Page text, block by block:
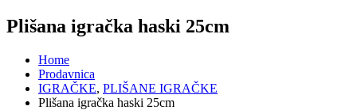
Plišana igračka haski 25cm
Home
Prodavnica
IGRAČKE, PLIŠANE IGRAČKE
Plišana igračka haski 25cm